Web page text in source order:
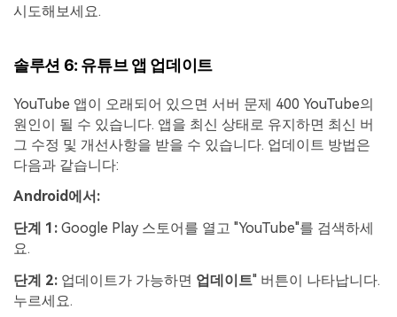
시도해보세요.
솔루션 6: 유튜브 앱 업데이트
YouTube 앱이 오래되어 있으면 서버 문제 400 YouTube의
원인이 될 수 있습니다. 앱을 최신 상태로 유지하면 최신 버
그 수정 및 개선사항을 받을 수 있습니다. 업데이트 방법은
다음과 같습니다:
Android에서:
단계 1: Google Play 스토어를 열고 "YouTube"를 검색하세
요.
단계 2: 업데이트가 가능하면 업데이트" 버튼이 나타납니다.
누르세요.